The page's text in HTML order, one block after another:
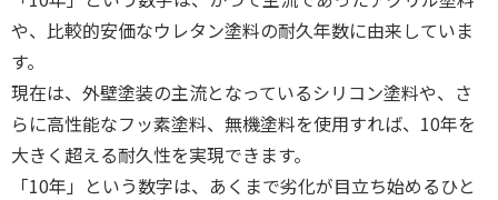
や、比較的安価なウレタン塗料の耐久年数に由来していま
す。
現在は、外壁塗装の主流となっているシリコン塗料や、さ
らに高性能なフッ素塗料、無機塗料を使用すれば、10年を
大きく超える耐久性を実現できます。
「10年」という数字は、あくまで劣化が目立ち始めるひと